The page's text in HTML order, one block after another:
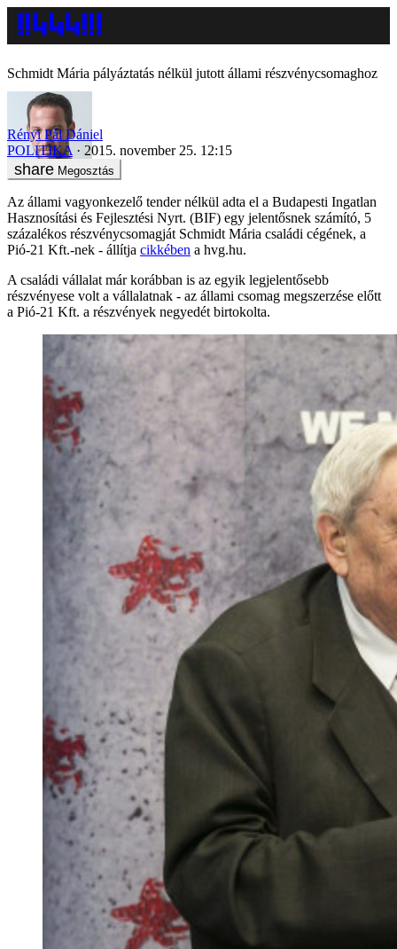
Schmidt Mária pályáztatás nélkül jutott állami részvénycsomaghoz
Rényi Pál Dániel
POLITIKA
2015. november 25. 12:15
Megosztás
Az állami vagyonkezelő tender nélkül adta el a Budapesti Ingatlan
Hasznosítási és Fejlesztési Nyrt. (BIF) egy jelentősnek számító, 5
százalékos részvénycsomagját Schmidt Mária családi cégének, a
Pió-21 Kft.-nek - állítja cikkében a hvg.hu.
A családi vállalat már korábban is az egyik legjelentősebb
részvényese volt a vállalatnak - az állami csomag megszerzése előtt
a Pió-21 Kft. a részvények negyedét birtokolta.